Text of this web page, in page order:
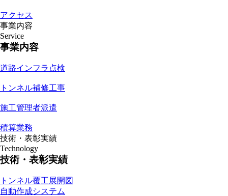
アクセス
事業内容
Service
事業内容
道路インフラ点検
トンネル補修工事
施工管理者派遣
積算業務
技術・表彰実績
Technology
技術・表彰実績
トンネル覆工展開図
自動作成システム